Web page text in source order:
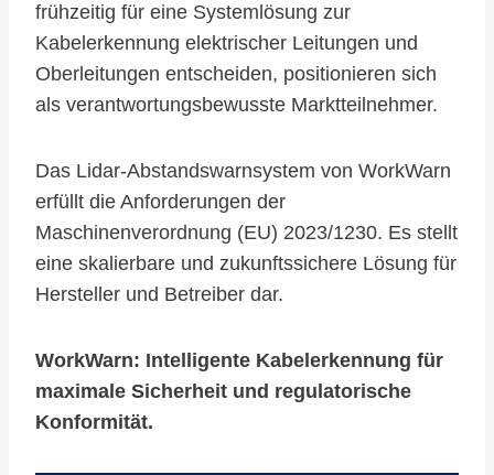
frühzeitig für eine Systemlösung zur
Kabelerkennung elektrischer Leitungen und
Oberleitungen entscheiden, positionieren sich
als verantwortungsbewusste Marktteilnehmer.
Das Lidar-Abstandswarnsystem von WorkWarn
erfüllt die Anforderungen der
Maschinenverordnung (EU) 2023/1230. Es stellt
eine skalierbare und zukunftssichere Lösung für
Hersteller und Betreiber dar.
WorkWarn: Intelligente Kabelerkennung für
maximale Sicherheit und regulatorische
Konformität.